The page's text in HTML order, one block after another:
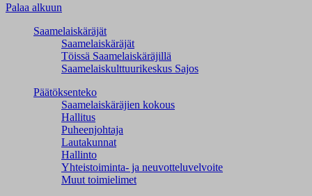
Palaa alkuun
Saamelaiskäräjät
Saamelaiskäräjät
Töissä Saamelaiskäräjillä
Saamelaiskulttuuri­keskus Sajos
Päätöksenteko
Saamelaiskäräjien kokous
Hallitus
Puheenjohtaja
Lautakunnat
Hallinto
Yhteistoiminta- ja neuvotteluvelvoite
Muut toimielimet